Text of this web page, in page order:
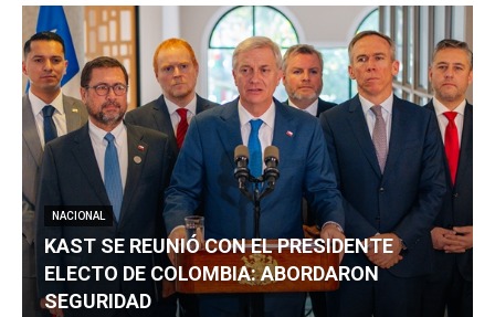
NACIONAL
KAST SE REUNIÓ CON EL PRESIDENTE
ELECTO DE COLOMBIA: ABORDARON
SEGURIDAD